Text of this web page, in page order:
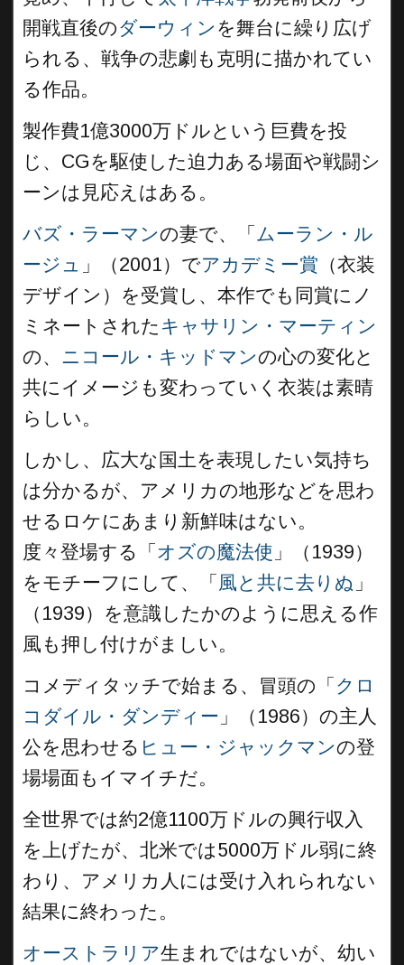
開戦直後のダーウィン を舞台に繰り広げ
られる、戦争の悲劇も克明に描かれてい
る作品。
製作費1億3000万ドルという巨費を投
じ、CGを駆使した迫力ある場面や戦闘シ
ーンは見応えはある。
バズ・ラーマンの妻で、「 ムーラン・ル
ージュ 」（2001）でアカデミー賞 （衣装
デザイン）を受賞し、本作でも同賞にノ
ミネートされた キャサリン・マーティン
の、 ニコール・キッドマンの心の変化と
共にイメージも変わっていく衣装は素晴
らしい。
しかし、広大な国土を表現したい気持ち
は分かるが、アメリカの地形などを思わ
せるロケにあまり新鮮味はない。
度々登場する「 オズの魔法使 」（1939）
をモチーフにして、「 風と共に去りぬ 」
（1939）を意識したかのように思える作
風も押し付けがましい。
コメディタッチで始まる、冒頭の「 クロ
コダイル・ダンディー 」（1986）の主人
公を思わせる ヒュー・ジャックマンの登
場場面もイマイチだ。
全世界では約2億1100万ドルの興行収入
を上げたが、北米では5000万ドル弱に終
わり、アメリカ人には受け入れられない
結果に終わった。
オーストラリア生まれではないが、幼い